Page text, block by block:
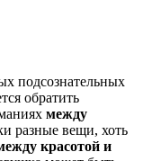
подсознательных
обратить
между
разные вещи, хоть
красотой и